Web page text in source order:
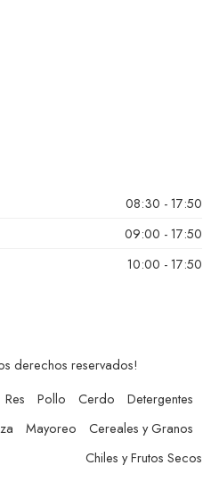
08:30 - 17:50
09:00 - 17:50
10:00 - 17:50
derechos reservados!
Res Pollo Cerdo
Detergentes
Mayoreo
Cereales y Granos
Chiles y Frutos Secos